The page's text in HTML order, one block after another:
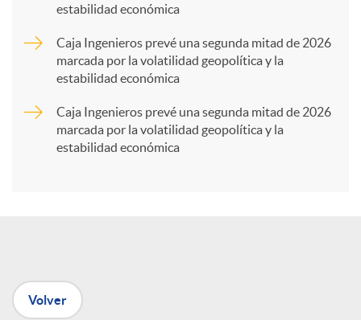
n
estabilidad económica
Caja Ingenieros prevé una segunda mitad de 2026
marcada por la volatilidad geopolítica y la
estabilidad económica
Caja Ingenieros prevé una segunda mitad de 2026
marcada por la volatilidad geopolítica y la
estabilidad económica
Volver